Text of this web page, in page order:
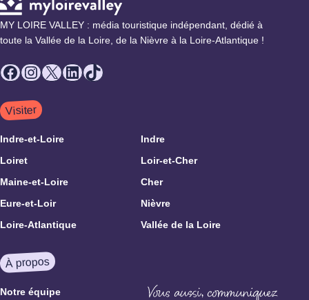
MY LOIRE VALLEY : média touristique indépendant, dédié à
toute la Vallée de la Loire, de la Nièvre à la Loire-Atlantique !
Facebook
Instagram
X LinkedIn
TikTok
Visiter
Indre-et-Loire
Indre
Loiret
Loir-et-Cher
Maine-et-Loire
Cher
Eure-et-Loir
Nièvre
Loire-Atlantique
Vallée de la Loire
À propos
Notre équipe